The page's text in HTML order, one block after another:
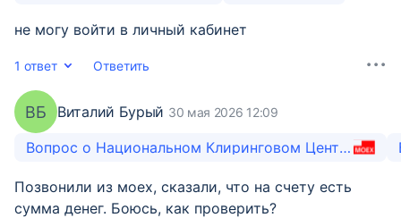
не могу войти в личный кабинет
1 ответ Ответить
ВБ Виталий Бурый 30 мая 2026 12:09
Вопрос о Национальном Клиринговом Центре
Позвонили из моех, сказали, что на счету есть
сумма денег. Боюсь, как проверить?